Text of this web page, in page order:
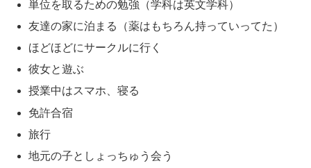
単位を取るための勉強（学科は英文学科）
友達の家に泊まる（薬はもちろん持っていってた）
ほどほどにサークルに行く
彼女と遊ぶ
授業中はスマホ、寝る
免許合宿
旅行
地元の子としょっちゅう会う